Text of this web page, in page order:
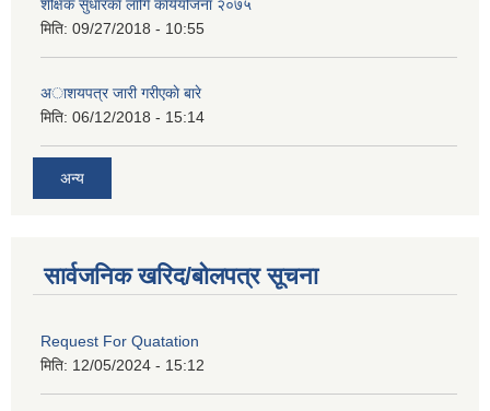
शैक्षिक सुधारका लागि कार्ययोजना २०७५
मिति: 09/27/2018 - 10:55
अाशयपत्र जारी गरीएकाे बारे
मिति: 06/12/2018 - 15:14
अन्य
सार्वजनिक खरिद/बोलपत्र सूचना
Request For Quatation
मिति: 12/05/2024 - 15:12